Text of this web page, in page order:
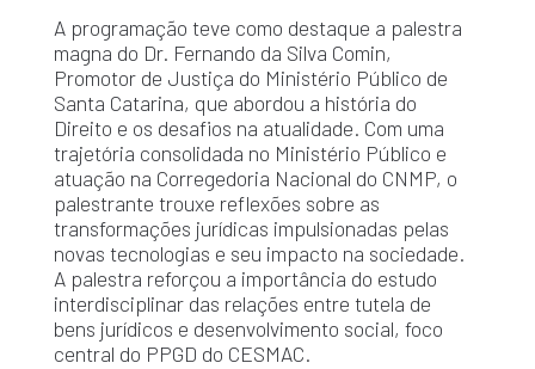
A programação teve como destaque a palestra
magna do Dr. Fernando da Silva Comin,
Promotor de Justiça do Ministério Público de
Santa Catarina, que abordou a história do
Direito e os desafios na atualidade. Com uma
trajetória consolidada no Ministério Público e
atuação na Corregedoria Nacional do CNMP, o
palestrante trouxe reflexões sobre as
transformações jurídicas impulsionadas pelas
novas tecnologias e seu impacto na sociedade.
A palestra reforçou a importância do estudo
interdisciplinar das relações entre tutela de
bens jurídicos e desenvolvimento social, foco
central do PPGD do CESMAC.